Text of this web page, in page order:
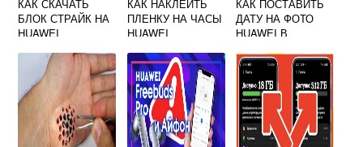
КАК СКАЧАТЬ
БЛОК СТРАЙК НА
HUAWEI
КАК НАКЛЕИТЬ
ПЛЕНКУ НА ЧАСЫ
HUAWEI
КАК ПОСТАВИТЬ
ДАТУ НА ФОТО
HUAWEI В